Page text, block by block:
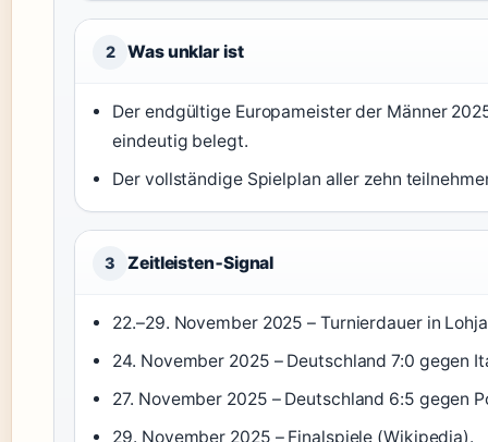
2 Was unklar ist
Der endgültige Europameister der Männer
eindeutig belegt.
Der vollständige Spielplan aller zehn
3 Zeitleisten‑Signal
22.–29. November 2025 – Turnierdauer in
24. November 2025 – Deutschland 7:0 gegen
27. November 2025 – Deutschland 6:5 gegen
29. November 2025 – Finalspiele (Wikipedia).